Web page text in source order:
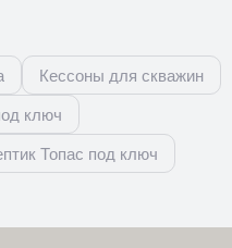
Кессоны для скважин
ключ
Топас под ключ